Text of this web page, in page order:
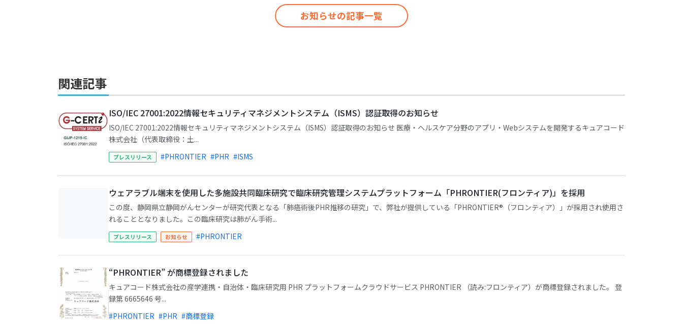
お知らせの記事一覧
関連記事
ISO/IEC 27001:2022情報セキュリティマネジメントシステム（ISMS）認証取得のお知らせ
ISO/IEC 27001:2022情報セキュリティマネジメントシステム（ISMS）認証取得のお知らせ 医療・ヘルスケア分野のアプリ・Webシステムを開発するキュアコード
株式会社（代表取締役：土...
プレスリリース #PHRONTIER #PHR #ISMS
ウェアラブル端末を使用した多施設共同臨床研究で臨床研究管理システムプラットフォーム「PHRONTIER(フロンティア)」を採用
この度、静岡県立静岡がんセンターが研究代表となる「肺癌術後PHR推移の研究」で、弊社が提供している「PHRONTIER®（フロンティア）」が採用され使用さ
れることとなりました。この臨床研究は肺がん手術...
プレスリリース お知らせ #PHRONTIER
“PHRONTIER” が商標登録されました
キュアコード株式会社の産学連携・自治体・臨床研究用 PHR プラットフォームクラウドサービス PHRONTIER （読み:フロンティア）が商標登録されました。 登
録第 6665646 号...
#PHRONTIER #PHR #商標登録